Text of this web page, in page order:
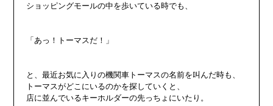
ショッピングモールの中を歩いている時でも、
「あっ！トーマスだ！」
と、最近お気に入りの機関車トーマスの名前を叫んだ時も、
トーマスがどこにいるのかを探していくと、
店に並んでいるキーホルダーの先っちょにいたり。